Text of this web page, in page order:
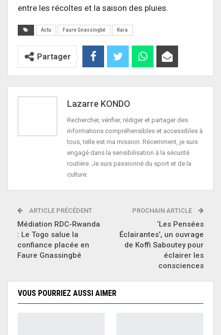
entre les récoltes et la saison des pluies.
Actu Faure Gnassingbé Kara
Partager
Lazarre KONDO
Rechercher, vérifier, rédiger et partager des
informations compréhensibles et accessibles à
tous, telle est ma mission. Récemment, je suis
engagé dans la sensibilisation à la sécurité
routière. Je suis passionné du sport et de la
culture.
ARTICLE PRÉCÉDENT
Médiation RDC-Rwanda
: Le Togo salue la
confiance placée en
Faure Gnassingbé
PROCHAIN ARTICLE
‘Les Pensées
Éclairantes’, un ouvrage
de Koffi Saboutey pour
éclairer les
consciences
VOUS POURRIEZ AUSSI AIMER